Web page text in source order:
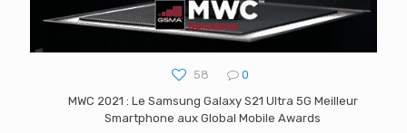
58
0
MWC 2021 : Le Samsung Galaxy S21 Ultra 5G Meilleur
Smartphone aux Global Mobile Awards